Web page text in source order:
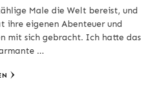
Male die Welt bereist, und
ihre eigenen Abenteuer und
mit sich gebracht. Ich hatte das
…